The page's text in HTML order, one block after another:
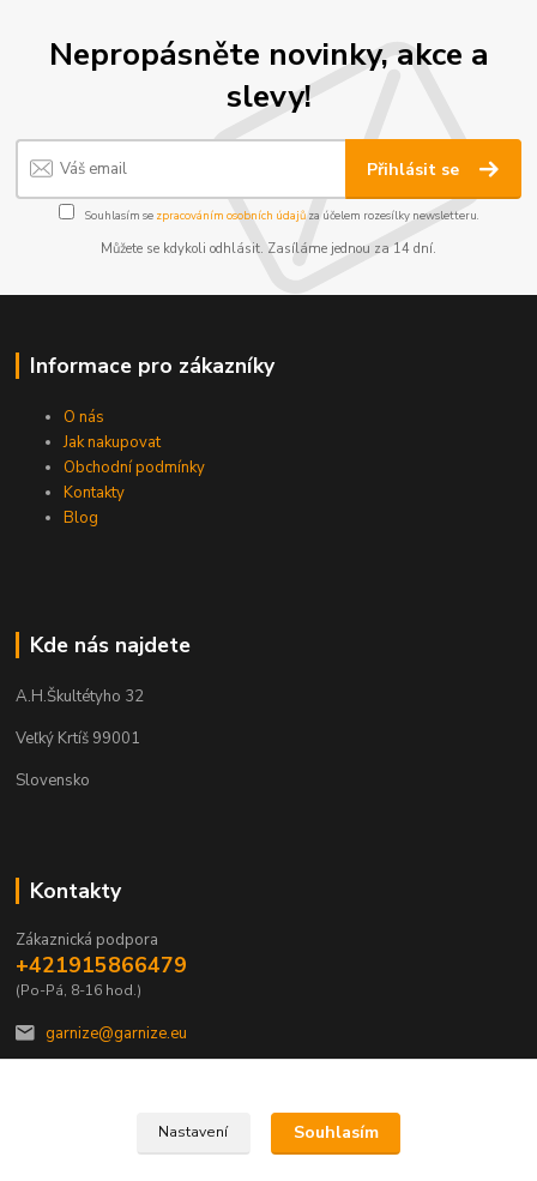
Nepropásněte novinky, akce a
slevy!
Přihlásit se
Souhlasím se zpracováním osobních údajůza účelem rozesílky newsletteru.
Můžete se kdykoli odhlásit. Zasíláme jednou za 14 dní.
Informace pro zákazníky
O nás
Jak nakupovat
Obchodní podmínky
Kontakty
Blog
Kde nás najdete
A.H.Škultétyho 32
Veľký Krtíš 99001
Slovensko
Kontakty
Zákaznická podpora
+421915866479
(Po-Pá, 8-16 hod.)
garnize@garnize.eu
Nastavení Souhlasím